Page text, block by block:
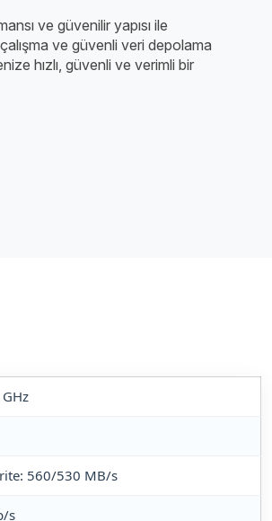
ve güvenilir yapısı ile
ve güvenli veri depolama
hızlı, güvenli ve verimli bir
560/530 MB/s
s